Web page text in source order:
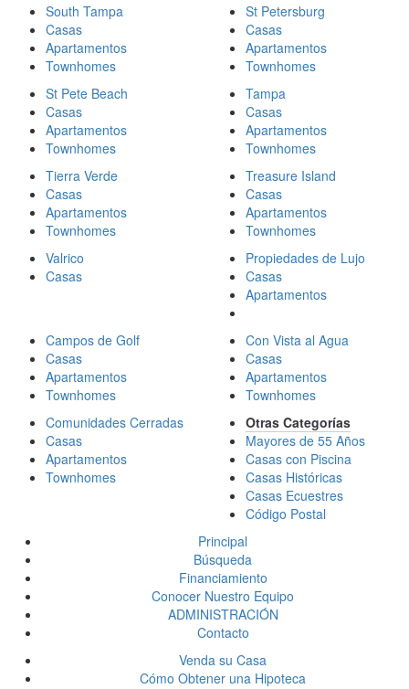
South Tampa
Casas
Apartamentos
Townhomes
St Petersburg
Casas
Apartamentos
Townhomes
St Pete Beach
Casas
Apartamentos
Townhomes
Tampa
Casas
Apartamentos
Townhomes
Tierra Verde
Casas
Apartamentos
Townhomes
Treasure Island
Casas
Apartamentos
Townhomes
Valrico
Casas
Propiedades de Lujo
Casas
Apartamentos
Campos de Golf
Casas
Apartamentos
Townhomes
Con Vista al Agua
Casas
Apartamentos
Townhomes
Comunidades Cerradas
Casas
Apartamentos
Townhomes
Otras Categorías
Mayores de 55 Años
Casas con Piscina
Casas Históricas
Casas Ecuestres
Código Postal
Principal
Búsqueda
Financiamiento
Conocer Nuestro Equipo
ADMINISTRACIÓN
Contacto
Venda su Casa
Cómo Obtener una Hipoteca